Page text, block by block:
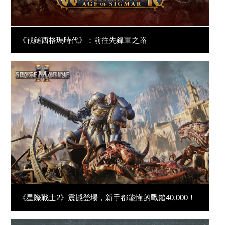
《戰鎚西格瑪時代》：前往先鋒軍之路
《星際戰士2》震撼登場，新手都能懂的戰鎚40,000！